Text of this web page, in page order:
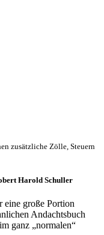
zusätzliche Zölle, Steuern
Harold Schuller
eine große Portion
Andachtsbuch
ganz „normalen“